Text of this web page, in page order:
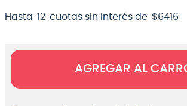
Hasta 12 cuotas sin interés de $6416
AGREGAR AL
10. violin